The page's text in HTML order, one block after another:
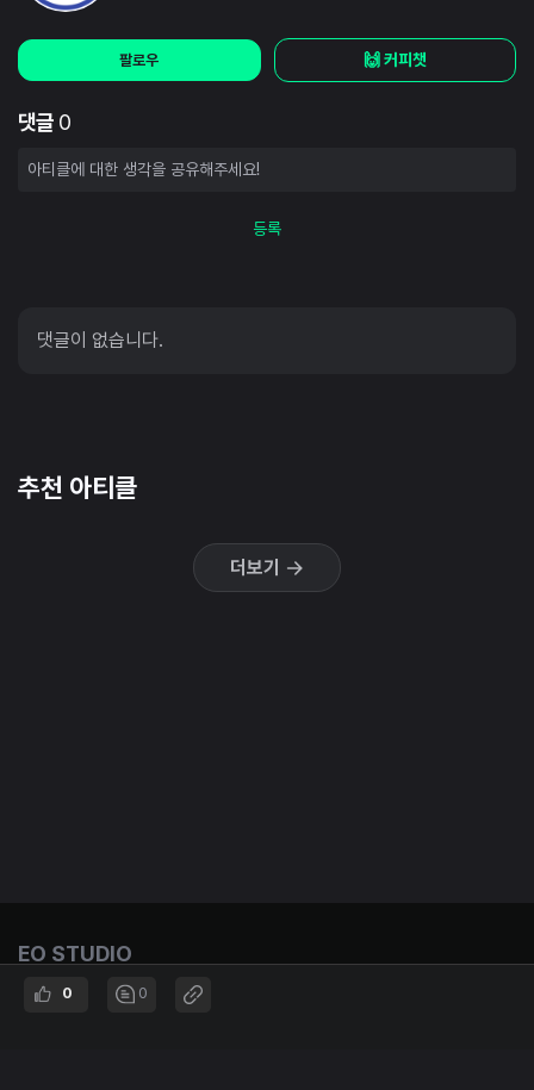
팔로우 🙌 커피챗
댓글 0
등록
댓글이 없습니다.
추천 아티클
더보기
0 0
EO STUDIO